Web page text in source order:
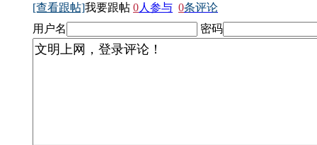
[查看跟帖]我要跟帖 0人参与 0条评论
用户名
密码